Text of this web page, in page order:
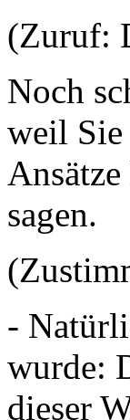
(Zuruf:
Noch
weil
sagen.
-
wurde:
dieser